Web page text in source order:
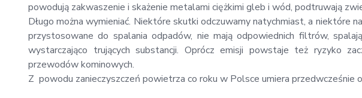
powodują zakwaszenie i skażenie metalami ciężkimi gleb i wód, podtruwają
Długo można wymieniać. Niektóre skutki odczuwamy natychmiast, a niektóre
przystosowane do spalania odpadów, nie mają odpowiednich filtrów,
wystarczająco trujących substancji. Oprócz emisji powstaje też ryzyko
przewodów kominowych.
Z powodu zanieczyszczeń powietrza co roku w Polsce umiera przedwcześnie